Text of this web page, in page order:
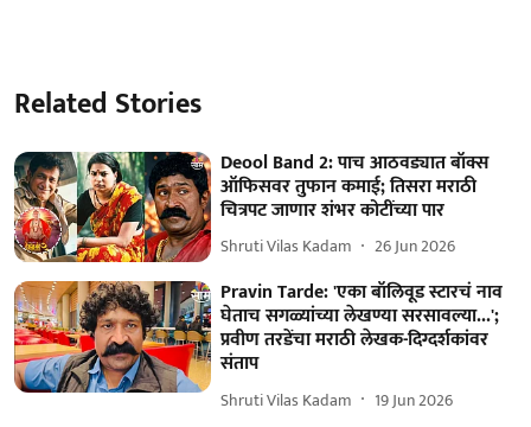
Related Stories
Deool Band 2: पाच आठवड्यात बॉक्स
ऑफिसवर तुफान कमाई; तिसरा मराठी
चित्रपट जाणार शंभर कोटींच्या पार
Shruti Vilas Kadam 26 Jun 2026
Pravin Tarde: 'एका बॉलिवूड स्टारचं नाव
घेताच सगळ्यांच्या लेखण्या सरसावल्या...';
प्रवीण तरडेंचा मराठी लेखक-दिग्दर्शकांवर
संताप
Shruti Vilas Kadam 19 Jun 2026